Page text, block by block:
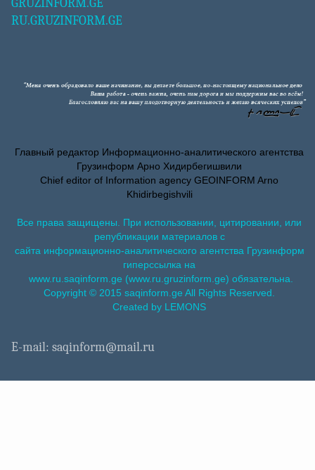
GRUZINFORM.GE
RU.GRUZINFORM.GE
Главный редактор Информационно-аналитического агентства
Грузинформ Арно Хидирбегишвили
Chief editor of Information agency GEOINFORM Arno
Khidirbegishvili
Все права защищены. При использовании, цитировании, или
републикации материалов с
сайта информационно-аналитического агентства Грузинформ
гиперссылка на
www.ru.saqinform.ge (www.ru.gruzinform.ge) обязательна.
Copyright © 2015 saqinform.ge All Rights Reserved.
Created by LEMONS
E-mail: saqinform@mail.ru